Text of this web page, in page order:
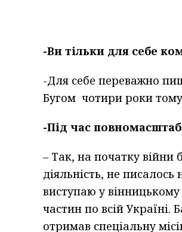
-Ви тільки для себе
-Для себе переважно
Бугом чотири роки
-Під час
– Так, на початку війни
діяльність, не
виступаю у
частин по всій Україні.
отримав спеціальну